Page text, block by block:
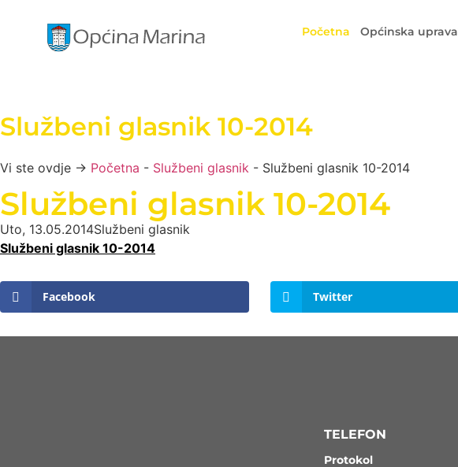
Početna Općinska uprava
Službeni glasnik 10-2014
Vi ste ovdje → Početna - Službeni glasnik - Službeni glasnik 10-2014
Službeni glasnik 10-2014
Uto, 13.05.2014Službeni glasnik
Službeni glasnik 10-2014
Facebook Twitter
TELEFON
Protokol